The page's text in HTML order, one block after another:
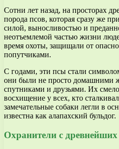
Сотни лет назад, на просторах
порода псов, которая сразу же
силой, выносливостью и
неотъемлемой частью жизни
время охоты, защищали от
попутчиками.
С годами, эти псы стали
они были не просто домашними
спутниками и друзьями. Их
восхищение у всех, кто
замечательные собаки легли в
известна как алапахский бульдог.
Охранители с